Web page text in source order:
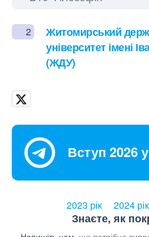
2
Житомирський
університет імені
(ЖДУ)
Вступ 2026
2023 рік 2024 рік
Знаєте, як